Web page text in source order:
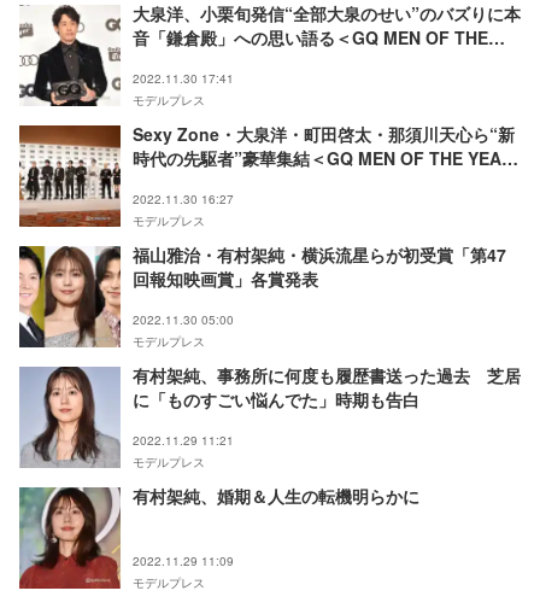
大泉洋、小栗旬発信“全部大泉のせい”のバズりに本
音「鎌倉殿」への思い語る＜GQ MEN OF THE
2022.11.30 17:41
モデルプレス
Sexy Zone・大泉洋・町田啓太・那須川天心ら“新
時代の先駆者”豪華集結＜GQ MEN OF THE YEAR
2022.11.30 16:27
モデルプレス
福山雅治・有村架純・横浜流星らが初受賞「第47
回報知映画賞」各賞発表
2022.11.30 05:00
モデルプレス
有村架純、事務所に何度も履歴書送った過去 芝居
に「ものすごい悩んでた」時期も告白
2022.11.29 11:21
モデルプレス
有村架純、婚期＆人生の転機明らかに
2022.11.29 11:09
モデルプレス